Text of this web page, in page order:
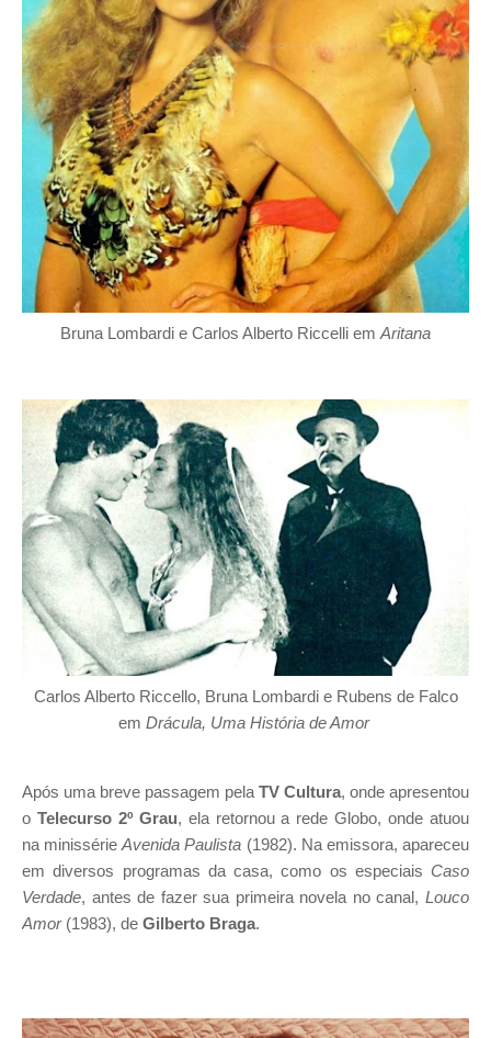
Bruna Lombardi e Carlos Alberto Riccelli em Aritana
Carlos Alberto Riccello, Bruna Lombardi e Rubens de Falco
em Drácula, Uma História de Amor
Após uma breve passagem pela TV Cultura, onde apresentou
o Telecurso 2º Grau, ela retornou a rede Globo, onde atuou
na minissérieAvenida Paulista (1982). Na emissora, apareceu
em diversos programas da casa, como os especiais Caso
Verdade, antes de fazer sua primeira novela no canal, Louco
Amor(1983), de Gilberto Braga.